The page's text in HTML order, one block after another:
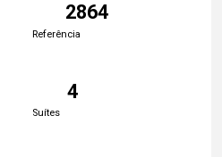
2864
Referência
4
Suítes